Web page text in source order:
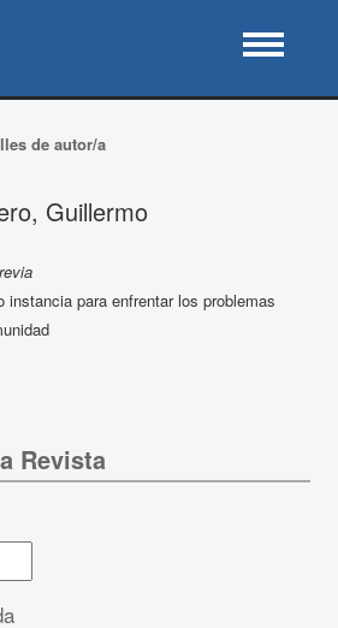
de autor/a
Guillermo
instancia para enfrentar los problemas
Revista